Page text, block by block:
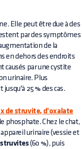
Elle peut être due à des
par des symptômes
de la
en dehors des endroits
causés par une cystite
urinaire. Plus
25 % des cas.
de struvite, d'oxalate
phosphate. Chez le chat,
urinaire (vessie et
struvites(60 %), puis